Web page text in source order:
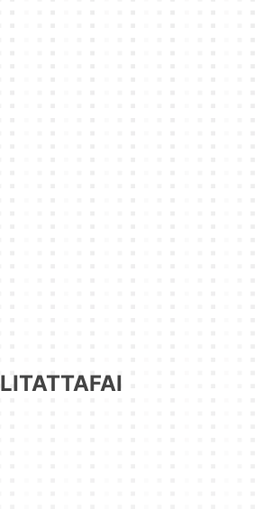
LITATTAFAI